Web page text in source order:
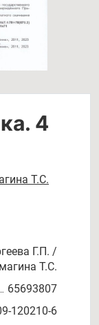
4
Т.С.
Г.П. /
Т.С.
65693807
120210-6